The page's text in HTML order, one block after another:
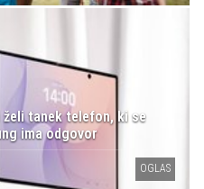
želi tanek telefon, ki se
ima odgovor
OGLAS